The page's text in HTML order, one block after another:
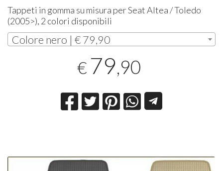
Tappeti in gomma su misura per Seat Altea / Toledo
(2005>), 2 colori disponibili
Colore nero | € 79,90
€ 79,90